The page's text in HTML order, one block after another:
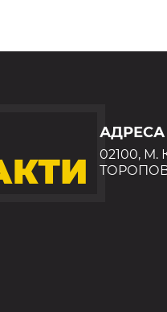
АДРЕСА
02100, М.